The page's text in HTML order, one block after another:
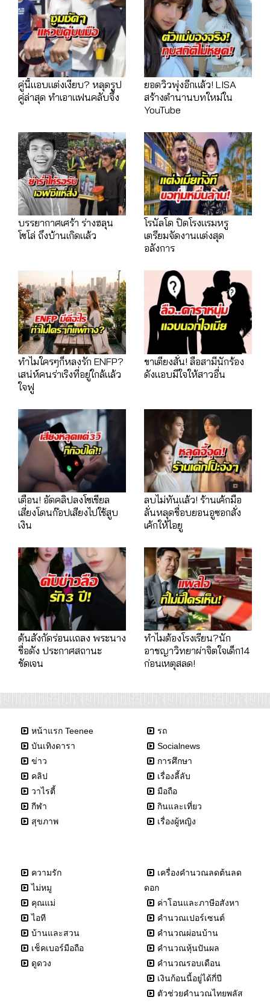
คู่นี้แอบแต่งเงียบ? หลุดรูป
คู่ล่าสุด ทำเอาแฟนคลับจึ้ง
ยอดวิวพุ่งอีกแล้ว! LISA
สร้างตำนานบทใหม่ใน
YouTube
บรรยากาศเศร้า ร่างฮลุน
โซโล่ ถึงบ้านเกิดแล้ว
โรนัลโด ปิดโรงแรมหรู
เตรียมจัดงานแต่งสุด
อลังการ
ทำไมใครๆก็หลงรัก ENFP?
เสน่ห์คนร่าเริงที่อยู่ใกล้แล้ว
ใจฟู
ขาเตียงสั่น! ลือสามีนักร้อง
ดังแอบมีใจให้สาวอื่น
เตือน! อัดคลิปลงโซเชียล
เสี่ยงโดนก๊อปเสียงไปใช้สูบ
เงิน
ลบไม่ทันแล้ว! ร้านเค้กมือ
ลั่นหลุดชื่อบยอนอูซอกสั่ง
เค้กให้ไอยู
ต้นสังกัดร่อนแถลง พระนาง
ชื่อดัง ประกาศสถานะ
ชัดเจน
ทำไมต้องโรงเรียน?นัก
อาชญาวิทยาผ่าจิตใจเด็ก14
ก่อนเหตุสลด!
หน้าแรก Teenee
บันเทิงดารา
ข่าว
คลิป
วาไรตี้
กีฬา
สุขภาพ
รถ
Socialnews
การศึกษา
เรื่องลี้ลับ
มือถือ
กินและเที่ยว
เรื่องผู้หญิง
ความรัก
ไม่หมู
คุณแม่
ไอที
บ้านและสวน
เช็คเบอร์มือถือ
ดูดวง
เครื่องคำนวณลดต้นลด
ดอก
ค่าโอนและภาษีอสังหา
คำนวณเปอร์เซนต์
คำนวณผ่อนบ้าน
คำนวณหุ้นปันผล
คำนวณรอบเดือน
เงินก้อนนี้อยู่ได้กี่ปี
ตัวช่วยคำนวณไทยพลัส